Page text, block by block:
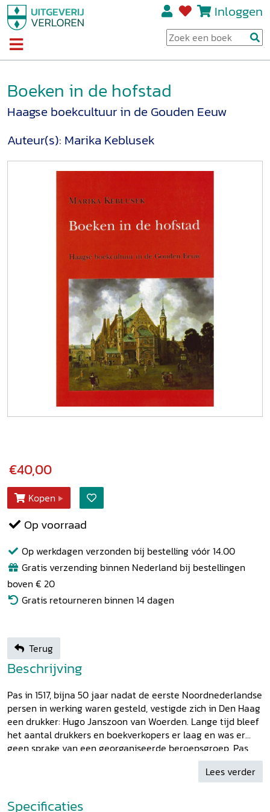
Inloggen
Boeken in de hofstad
Haagse boekcultuur in de Gouden Eeuw
Auteur(s): Marika Keblusek
€40,00
Kopen
Op voorraad
Op werkdagen verzonden bij bestelling vóór 14.00
Gratis verzending binnen Nederland bij bestellingen
boven € 20
Gratis retourneren binnen 14 dagen
Terug
Beschrijving
Pas in 1517, bijna 50 jaar nadat de eerste Noordnederlandse
persen in werking waren gesteld, vestigde zich in Den Haag
een drukker: Hugo Janszoon van Woerden. Lange tijd bleef
het aantal drukkers en boekverkopers er laag en was er
geen sprake van een georganiseerde beroepsgroep. Pas
toen het Hof van Holland en de Rekenkamer in 1577
terugkeerden naar Den Haag, nadat zij tijdens de Opstand
Holland (1578) en de Staten-Generaal (1585) zich er
Lees verder
Specificaties